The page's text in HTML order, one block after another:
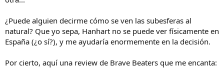
¿Puede alguien decirme cómo se ven las subesferas al
natural? Que yo sepa, Hanhart no se puede ver físicamente en
España (¿o sí?), y me ayudaría enormemente en la decisión.
Por cierto, aquí una review de Brave Beaters que me encanta: